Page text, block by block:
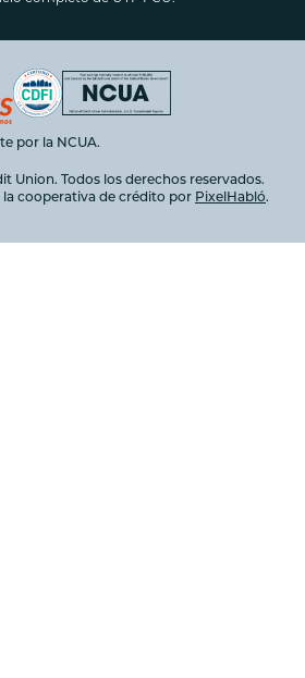
por la NCUA.
Union. Todos los derechos reservados.
la cooperativa de crédito por PixelHabló.